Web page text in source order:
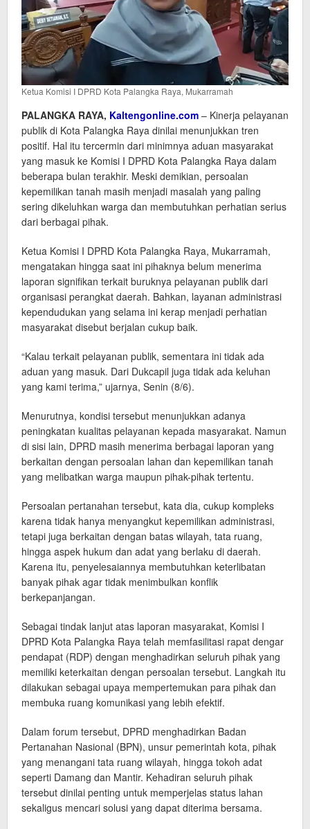
Ketua Komisi I DPRD Kota Palangka Raya, Mukarramah
PALANGKA RAYA, Kaltengonline.com – Kinerja pelayanan
publik di Kota Palangka Raya dinilai menunjukkan tren
positif. Hal itu tercermin dari minimnya aduan masyarakat
yang masuk ke Komisi I DPRD Kota Palangka Raya dalam
beberapa bulan terakhir. Meski demikian, persoalan
kepemilikan tanah masih menjadi masalah yang paling
sering dikeluhkan warga dan membutuhkan perhatian serius
dari berbagai pihak.
Ketua Komisi I DPRD Kota Palangka Raya, Mukarramah,
mengatakan hingga saat ini pihaknya belum menerima
laporan signifikan terkait buruknya pelayanan publik dari
organisasi perangkat daerah. Bahkan, layanan administrasi
kependudukan yang selama ini kerap menjadi perhatian
masyarakat disebut berjalan cukup baik.
“Kalau terkait pelayanan publik, sementara ini tidak ada
aduan yang masuk. Dari Dukcapil juga tidak ada keluhan
yang kami terima,” ujarnya, Senin (8/6).
Menurutnya, kondisi tersebut menunjukkan adanya
peningkatan kualitas pelayanan kepada masyarakat. Namun
di sisi lain, DPRD masih menerima berbagai laporan yang
berkaitan dengan persoalan lahan dan kepemilikan tanah
yang melibatkan warga maupun pihak-pihak tertentu.
Persoalan pertanahan tersebut, kata dia, cukup kompleks
karena tidak hanya menyangkut kepemilikan administrasi,
tetapi juga berkaitan dengan batas wilayah, tata ruang,
hingga aspek hukum dan adat yang berlaku di daerah.
Karena itu, penyelesaiannya membutuhkan keterlibatan
banyak pihak agar tidak menimbulkan konflik
berkepanjangan.
Sebagai tindak lanjut atas laporan masyarakat, Komisi I
DPRD Kota Palangka Raya telah memfasilitasi rapat dengar
pendapat (RDP) dengan menghadirkan seluruh pihak yang
memiliki keterkaitan dengan persoalan tersebut. Langkah itu
dilakukan sebagai upaya mempertemukan para pihak dan
membuka ruang komunikasi yang lebih efektif.
Dalam forum tersebut, DPRD menghadirkan Badan
Pertanahan Nasional (BPN), unsur pemerintah kota, pihak
yang menangani tata ruang wilayah, hingga tokoh adat
seperti Damang dan Mantir. Kehadiran seluruh pihak
tersebut dinilai penting untuk memperjelas status lahan
sekaligus mencari solusi yang dapat diterima bersama.